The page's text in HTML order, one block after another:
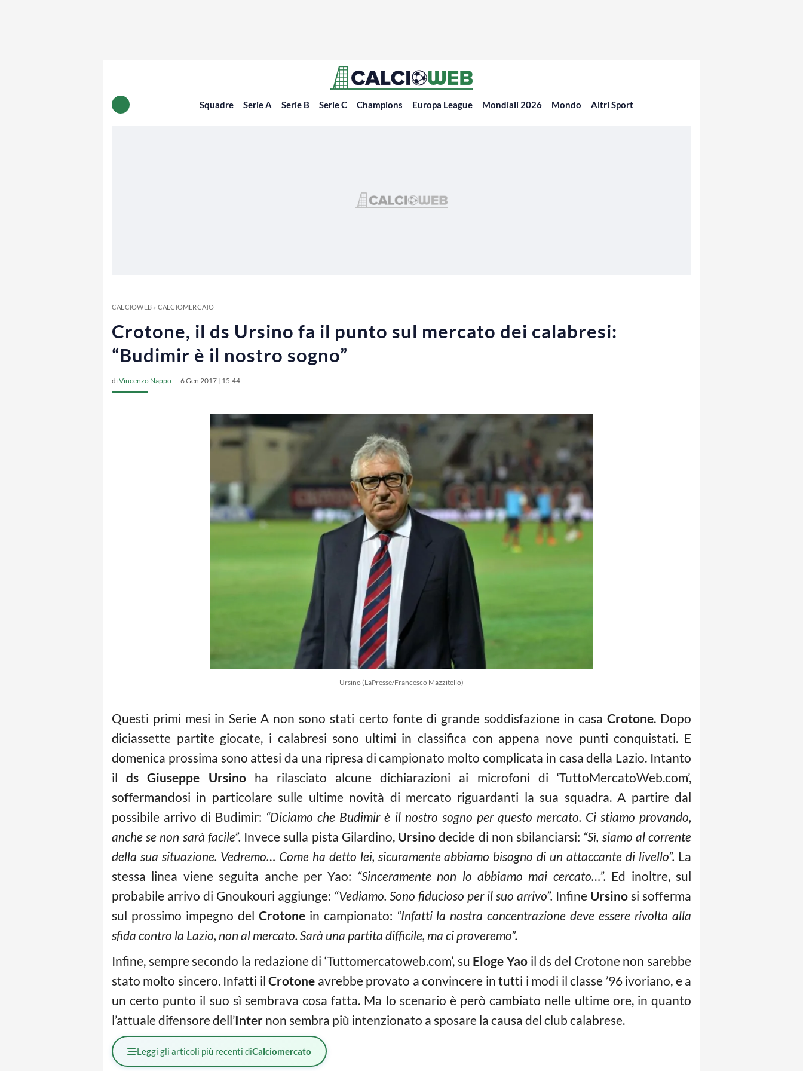
Squadre Serie A Serie B Serie C Champions Europa League Mondiali 2026 Mondo Altri Sport
CALCIOWEB» CALCIOMERCATO
Crotone, il ds Ursino fa il punto sul mercato dei calabresi:
“Budimir è il nostro sogno”
diVincenzo Nappo 6 Gen 2017 | 15:44
Ursino (LaPresse/Francesco Mazzitello)
Questi primi mesi in Serie A non sono stati certo fonte di grande soddisfazione in casa Crotone. Dopo
diciassette partite giocate, i calabresi sono ultimi in classifica con appena nove punti conquistati. E
domenica prossima sono attesi da una ripresa di campionato molto complicata in casa della Lazio. Intanto
ilds Giuseppe Ursinoha rilasciato alcune dichiarazioni ai microfoni di ‘TuttoMercatoWeb.com’,
soffermandosi in particolare sulle ultime novità di mercato riguardanti la sua squadra. A partire dal
possibile arrivo di Budimir: “Diciamo che Budimir è il nostro sogno per questo mercato. Ci stiamo provando,
anche se non sarà facile”. Invece sulla pista Gilardino, Ursino decide di non sbilanciarsi: “Sì, siamo al corrente
della sua situazione. Vedremo… Come ha detto lei, sicuramente abbiamo bisogno di un attaccante di livello”. La
stessa linea viene seguita anche per Yao: “Sinceramente non lo abbiamo mai cercato…”. Ed inoltre, sul
probabile arrivo di Gnoukouri aggiunge: “Vediamo. Sono fiducioso per il suo arrivo”. Infine Ursino si sofferma
sul prossimo impegno del Crotonein campionato: “Infatti la nostra concentrazione deve essere rivolta alla
sfida contro la Lazio, non al mercato. Sarà una partita difficile, ma ci proveremo”.
Infine, sempre secondo la redazione di ‘Tuttomercatoweb.com’, su Eloge Yao il ds del Crotone non sarebbe
stato molto sincero. Infatti ilCrotone avrebbe provato a convincere in tutti i modi il classe ’96 ivoriano, e a
un certo punto il suo sì sembrava cosa fatta. Ma lo scenario è però cambiato nelle ultime ore, in quanto
l’attuale difensore dell’Inter non sembra più intenzionato a sposare la causa del club calabrese.
Leggi gli articoli più recenti diCalciomercato